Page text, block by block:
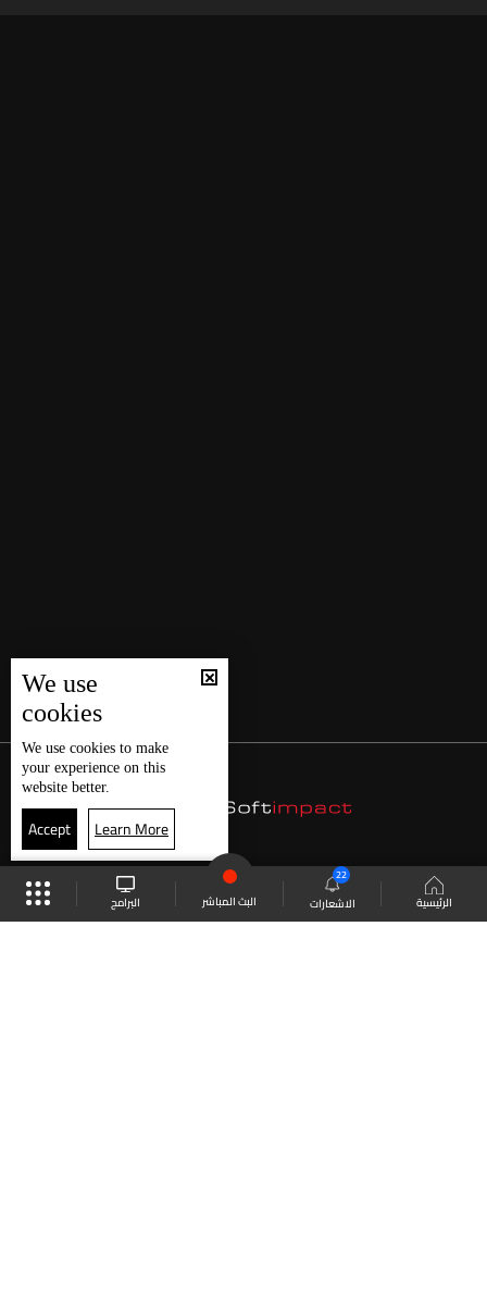
الرئيسية الاشعارات
22
البث المباشر البرامج
We use
cookies
We use cookies to make
your experience on this
website better.
Accept Learn More
موقع البرامج الجدول البث المباشر